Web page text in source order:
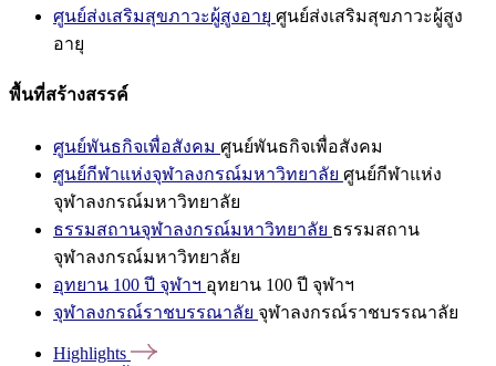
ศูนย์ส่งเสริมสุขภาวะผู้สูงอายุ ศูนย์ส่งเสริมสุขภาวะผู้สูง
อายุ
พื้นที่สร้างสรรค์
ศูนย์พันธกิจเพื่อสังคม ศูนย์พันธกิจเพื่อสังคม
ศูนย์กีฬาแห่งจุฬาลงกรณ์มหาวิทยาลัย ศูนย์กีฬาแห่ง
จุฬาลงกรณ์มหาวิทยาลัย
ธรรมสถานจุฬาลงกรณ์มหาวิทยาลัย ธรรมสถาน
จุฬาลงกรณ์มหาวิทยาลัย
อุทยาน 100 ปี จุฬาฯ อุทยาน 100 ปี จุฬาฯ
จุฬาลงกรณ์ราชบรรณาลัย จุฬาลงกรณ์ราชบรรณาลัย
Highlights